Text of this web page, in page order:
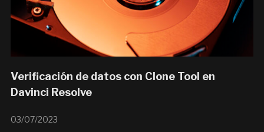
Verificación de datos con Clone Tool en
Davinci Resolve
03/07/2023